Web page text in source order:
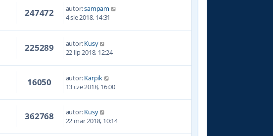
247472 autor:sampam
4 sie 2018, 14:31
225289 autor:Kusy
22 lip 2018, 12:24
16050 autor:Karpik
13 cze 2018, 16:00
362768 autor:Kusy
22 mar 2018, 10:14